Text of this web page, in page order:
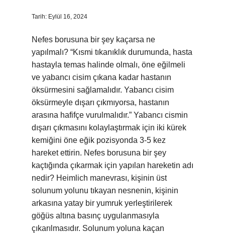
Tarih: Eylül 16, 2024
Nefes borusuna bir şey kaçarsa ne
yapılmalı? “Kısmi tıkanıklık durumunda, hasta
hastayla temas halinde olmalı, öne eğilmeli
ve yabancı cisim çıkana kadar hastanın
öksürmesini sağlamalıdır. Yabancı cisim
öksürmeyle dışarı çıkmıyorsa, hastanın
arasına hafifçe vurulmalıdır.” Yabancı cismin
dışarı çıkmasını kolaylaştırmak için iki kürek
kemiğini öne eğik pozisyonda 3-5 kez
hareket ettirin. Nefes borusuna bir şey
kaçtığında çıkarmak için yapılan hareketin adı
nedir? Heimlich manevrası, kişinin üst
solunum yolunu tıkayan nesnenin, kişinin
arkasına yatay bir yumruk yerleştirilerek
göğüs altına basınç uygulanmasıyla
çıkarılmasıdır. Solunum yoluna kaçan